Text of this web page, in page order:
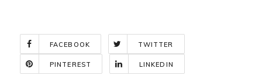
FACEBOOK TWITTER
PINTEREST LINKEDIN